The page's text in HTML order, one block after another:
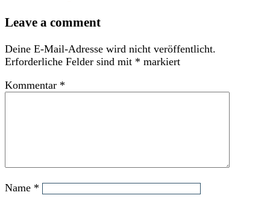
Leave a comment
Deine E-Mail-Adresse wird nicht veröffentlicht.
Erforderliche Felder sind mit * markiert
Kommentar *
Name *